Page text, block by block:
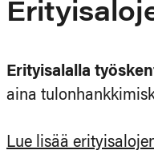
Erityisalalla
aina
Lue lisää